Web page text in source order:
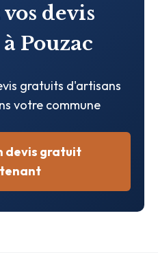
devis
Pouzac
gratuits d'artisans
votre commune
devis gratuit